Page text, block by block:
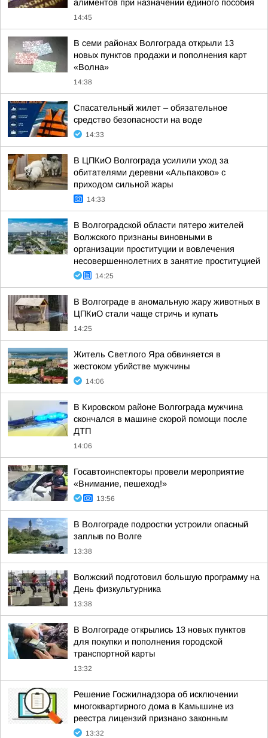
алиментов при назначении единого пособия
14:45
В семи районах Волгограда открыли 13
новых пунктов продажи и пополнения карт
«Волна»
14:38
Спасательный жилет – обязательное
средство безопасности на воде
14:33
В ЦПКиО Волгограда усилили уход за
обитателями деревни «Альпаково» с
приходом сильной жары
14:33
В Волгоградской области пятеро жителей
Волжского признаны виновными в
организации проституции и вовлечения
несовершеннолетних в занятие проституцией
14:25
В Волгограде в аномальную жару животных в
ЦПКиО стали чаще стричь и купать
14:25
Житель Светлого Яра обвиняется в
жестоком убийстве мужчины
14:06
В Кировском районе Волгограда мужчина
скончался в машине скорой помощи после
ДТП
14:06
Госавтоинспекторы провели мероприятие
«Внимание, пешеход!»
13:56
В Волгограде подростки устроили опасный
заплыв по Волге
13:38
Волжский подготовил большую программу на
День физкультурника
13:38
В Волгограде открылись 13 новых пунктов
для покупки и пополнения городской
транспортной карты
13:32
Решение Госжилнадзора об исключении
многоквартирного дома в Камышине из
реестра лицензий признано законным
13:32